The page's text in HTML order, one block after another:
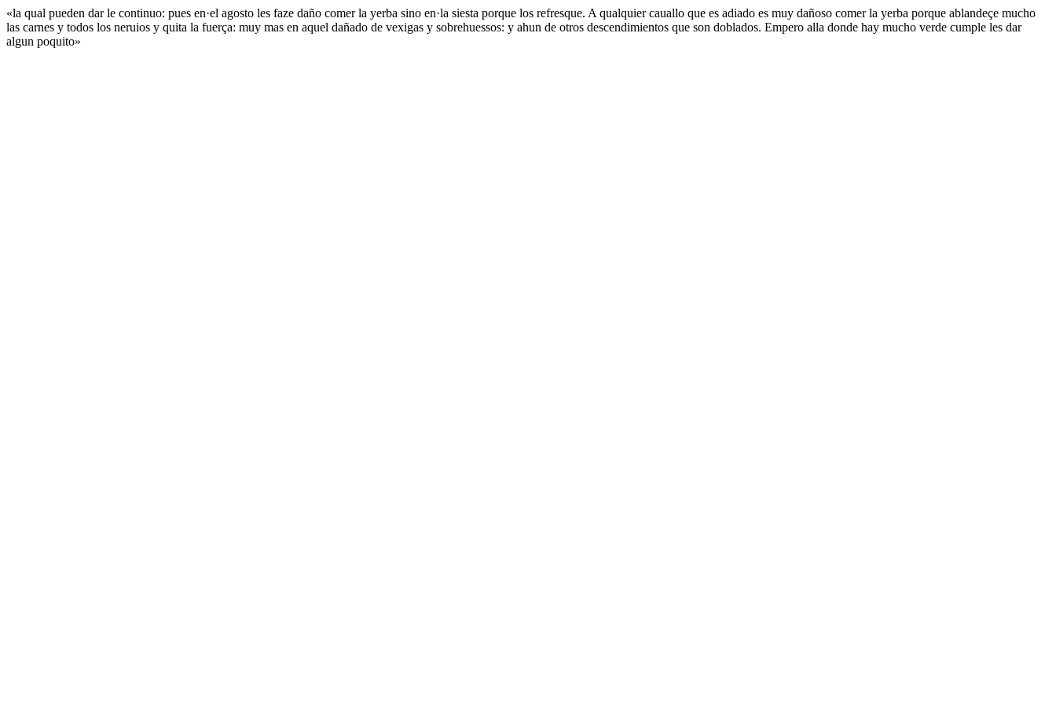
«la qual pueden dar le continuo: pues en·el agosto les faze daño comer la yerba sino en·la siesta porque los refresque. A qualquier cauallo que es adiado es muy dañoso comer la yerba porque ablandeçe mucho
las carnes y todos los neruios y quita la fuerça: muy mas en aquel dañado de vexigas y sobrehuessos: y ahun de otros descendimientos que son doblados. Empero alla donde hay mucho verde cumple les dar
algun poquito»